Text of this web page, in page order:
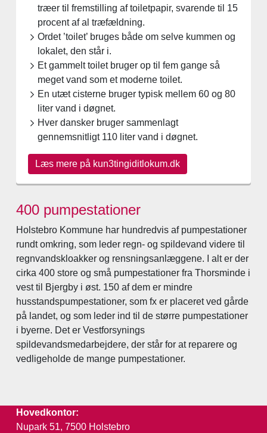
træer til fremstilling af toiletpapir, svarende til 15
procent af al træfældning.
Ordet ’toilet’ bruges både om selve kummen og
lokalet, den står i.
Et gammelt toilet bruger op til fem gange så
meget vand som et moderne toilet.
En utæt cisterne bruger typisk mellem 60 og 80
liter vand i døgnet.
Hver dansker bruger sammenlagt
gennemsnitligt 110 liter vand i døgnet.
Læs mere på kun3tingiditlokum.dk
400 pumpestationer
Holstebro Kommune har hundredvis af pumpestationer
rundt omkring, som leder regn- og spildevand videre til
regnvandskloakker og rensningsanlæggene. I alt er der
cirka 400 store og små pumpestationer fra Thorsminde i
vest til Bjergby i øst. 150 af dem er mindre
husstandspumpestationer, som fx er placeret ved gårde
på landet, og som leder ind til de større pumpestationer
i byerne. Det er Vestforsynings
spildevandsmedarbejdere, der står for at reparere og
vedligeholde de mange pumpestationer.
Hovedkontor:
Nupark 51, 7500 Holstebro